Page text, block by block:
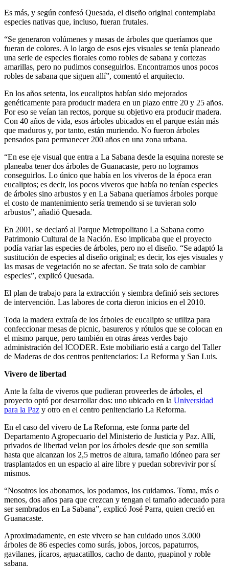
Es más, y según confesó Quesada, el diseño original contemplaba
especies nativas que, incluso, fueran frutales.
“Se generaron volúmenes y masas de árboles que queríamos que
fueran de colores. A lo largo de esos ejes visuales se tenía planeado
una serie de especies florales como robles de sabana y cortezas
amarillas, pero no pudimos conseguirlos. Encontramos unos pocos
robles de sabana que siguen allí”, comentó el arquitecto.
En los años setenta, los eucaliptos habían sido mejorados
genéticamente para producir madera en un plazo entre 20 y 25 años.
Por eso se veían tan rectos, porque su objetivo era producir madera.
Con 40 años de vida, esos árboles ubicados en el parque están más
que maduros y, por tanto, están muriendo. No fueron árboles
pensados para permanecer 200 años en una zona urbana.
“En ese eje visual que entra a La Sabana desde la esquina noreste se
planeaba tener dos árboles de Guanacaste, pero no logramos
conseguirlos. Lo único que había en los viveros de la época eran
eucaliptos; es decir, los pocos viveros que había no tenían especies
de árboles sino arbustos y en La Sabana queríamos árboles porque
el costo de mantenimiento sería tremendo si se tuvieran solo
arbustos”, añadió Quesada.
En 2001, se declaró al Parque Metropolitano La Sabana como
Patrimonio Cultural de la Nación. Eso implicaba que el proyecto
podía variar las especies de árboles, pero no el diseño. “Se adaptó la
sustitución de especies al diseño original; es decir, los ejes visuales y
las masas de vegetación no se afectan. Se trata solo de cambiar
especies”, explicó Quesada.
El plan de trabajo para la extracción y siembra definió seis sectores
de intervención. Las labores de corta dieron inicios en el 2010.
Toda la madera extraía de los árboles de eucalipto se utiliza para
confeccionar mesas de picnic, basureros y rótulos que se colocan en
el mismo parque, pero también en otras áreas verdes bajo
administración del ICODER. Este mobiliario está a cargo del Taller
de Maderas de dos centros penitenciarios: La Reforma y San Luis.
Vivero de libertad
Ante la falta de viveros que pudieran proveerles de árboles, el
proyecto optó por desarrollar dos: uno ubicado en la Universidad
para la Paz y otro en el centro penitenciario La Reforma.
En el caso del vivero de La Reforma, este forma parte del
Departamento Agropecuario del Ministerio de Justicia y Paz. Allí,
privados de libertad velan por los árboles desde que son semilla
hasta que alcanzan los 2,5 metros de altura, tamaño idóneo para ser
trasplantados en un espacio al aire libre y puedan sobrevivir por sí
mismos.
“Nosotros los abonamos, los podamos, los cuidamos. Toma, más o
menos, dos años para que crezcan y tengan el tamaño adecuado para
ser sembrados en La Sabana”, explicó José Parra, quien creció en
Guanacaste.
Aproximadamente, en este vivero se han cuidado unos 3.000
árboles de 86 especies como surás, jobos, jorcos, papaturros,
gavilanes, jícaros, aguacatillos, cacho de danto, guapinol y roble
sabana.